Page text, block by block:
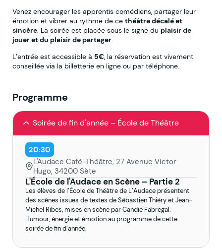
Venez encourager les apprentis comédiens, partager leur
émotion et vibrer au rythme de ce théâtre décalé et
sincère. La soirée est placée sous le signe du plaisir de
jouer et du plaisir de partager.
L’entrée est accessible à 5€ , la réservation est vivement
conseillée via la billetterie en ligne ou par téléphone.
Programme
Soirée de fin d'année – École de Théâtre
20:30
L'Audace Café-Théâtre, 27 Avenue Victor
Hugo, 34200 Sète
L'École de l'Audace en Scène – Partie 2
Les élèves de l’École de Théâtre de L’Audace présentent
des scènes issues de textes de Sébastien Thiéry et Jean-
Michel Ribes, mises en scène par Candie Fabregal.
Humour, énergie et émotion au programme de cette
soirée de fin d’année.